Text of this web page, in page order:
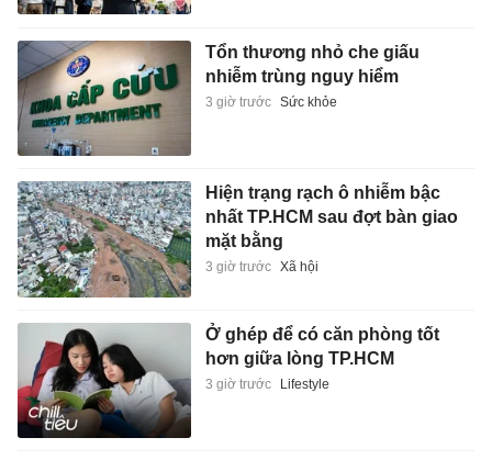
Tổn thương nhỏ che giấu
nhiễm trùng nguy hiểm
3 giờ trước Sức khỏe
Hiện trạng rạch ô nhiễm bậc
nhất TP.HCM sau đợt bàn giao
mặt bằng
3 giờ trước Xã hội
Ở ghép để có căn phòng tốt
hơn giữa lòng TP.HCM
3 giờ trước Lifestyle